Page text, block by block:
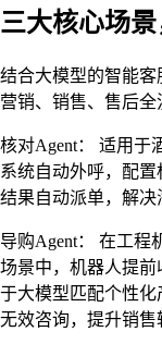
三大核心场
结合大模型的智能
营销、销售、售后全
核对Agent： 适用于
系统自动外呼，配
结果自动派单，解决
导购Agent： 在工程
场景中，机器人提
于大模型匹配个性
无效咨询，提升销售